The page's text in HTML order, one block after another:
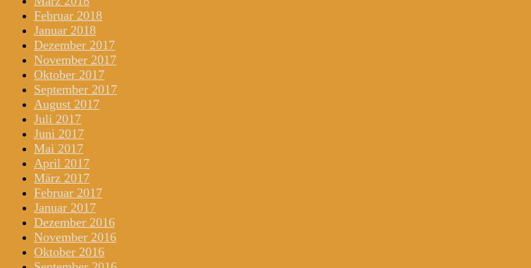
Februar 2018
Januar 2018
Dezember 2017
November 2017
Oktober 2017
September 2017
August 2017
Juli 2017
Juni 2017
Mai 2017
April 2017
März 2017
Februar 2017
Januar 2017
Dezember 2016
November 2016
Oktober 2016